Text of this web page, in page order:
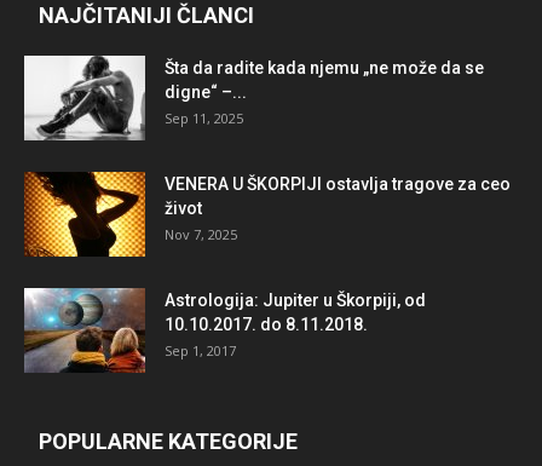
NAJČITANIJI ČLANCI
Šta da radite kada njemu „ne može da se
digne“ –...
Sep 11, 2025
VENERA U ŠKORPIJI ostavlja tragove za ceo
život
Nov 7, 2025
Astrologija: Jupiter u Škorpiji, od
10.10.2017. do 8.11.2018.
Sep 1, 2017
POPULARNE KATEGORIJE